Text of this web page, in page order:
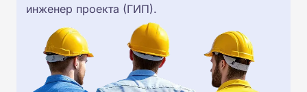
инженер проекта (ГИП).